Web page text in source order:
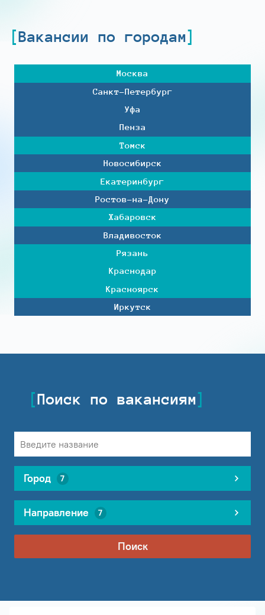
Вакансии по городам
Москва
Санкт-Петербург
Уфа
Пенза
Томск
Новосибирск
Екатеринбург
Ростов-на-Дону
Хабаровск
Владивосток
Рязань
Краснодар
Красноярск
Иркутск
Поиск по вакансиям
Город 7
Направление 7
Поиск